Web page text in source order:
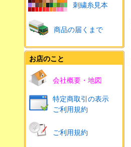
刺繍糸見本
商品の届くまで
お店のこと
会社概要・地図
特定商取引の表示
ご利用規約
ご利用規約